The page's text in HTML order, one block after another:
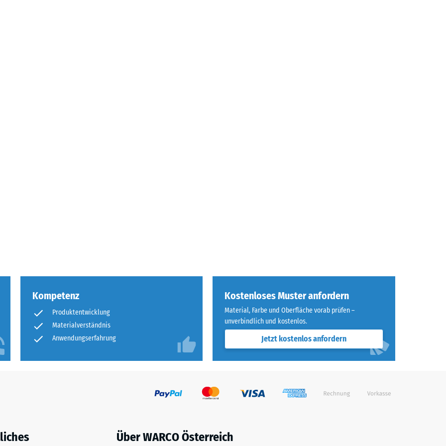
werden. Bei Bedarf lassen sich einzelne Matten
wirtschaftlich.
Kompetenz
Produktentwicklung
Materialverständnis
Anwendungserfahrung
Kostenloses Muster anfordern
Material, Farbe und Oberfläche vorab prüfen –
unverbindlich und kostenlos.
Jetzt kostenlos anfordern
Über WARCO Österreich